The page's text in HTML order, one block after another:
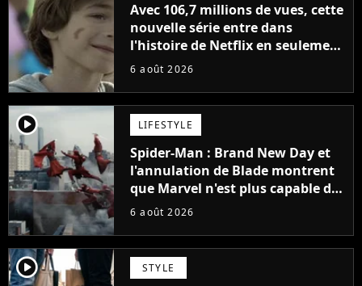
Avec 106,7 millions de vues, cette
nouvelle série entre dans
l'histoire de Netflix en seulement
48 jours
6 août 2026
player2 LIFESTYLE
Spider-Man : Brand New Day et
l'annulation de Blade montrent
que Marvel n'est plus capable de
faire quoi que ce soit de simple
6 août 2026
player2 STYLE